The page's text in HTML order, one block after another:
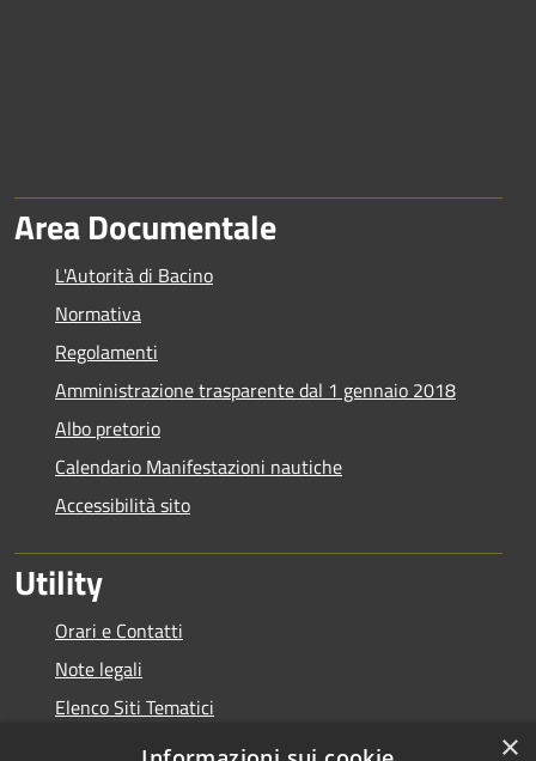
Area Documentale
L'Autorità di Bacino
Normativa
Regolamenti
Amministrazione trasparente dal 1 gennaio 2018
Albo pretorio
Calendario Manifestazioni nautiche
Accessibilità sito
Utility
Orari e Contatti
Note legali
Elenco Siti Tematici
×